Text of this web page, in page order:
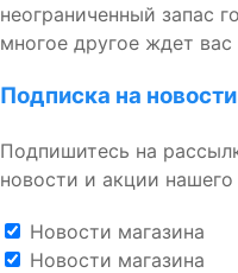
неограниченный запас
многое другое ждет
Подписка на
Подпишитесь на
новости и акции нашего
Новости магазина
Новости магазина